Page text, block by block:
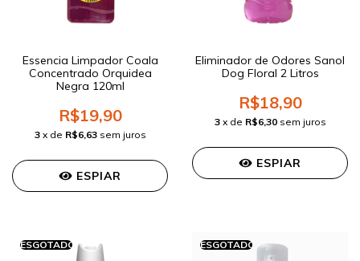
Essencia Limpador Coala
Concentrado Orquidea
Negra 120ml
R$19,90
3 x de R$6,63 sem juros
ESPIAR
Eliminador de Odores Sanol
Dog Floral 2 Litros
R$18,90
3 x de R$6,30 sem juros
ESPIAR
ESGOTADO ESGOTADO